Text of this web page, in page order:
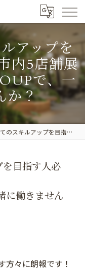
アップを
内5店舗展
で、一
か？
必見！福岡市内5店舗展開のACTJAPANGROUPで、一緒に働きませんか？
目指す人必
に働きません
方々に朗報です！